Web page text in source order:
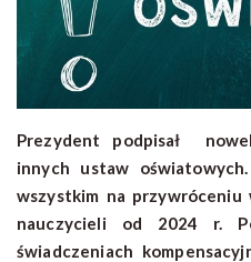
Prezydent podpisał
innych ustaw
wszystkim na
nauczycieli od 2024 r.
świadczeniach